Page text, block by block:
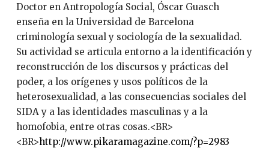
Doctor en Antropología Social, Óscar Guasch
enseña en la Universidad de Barcelona
criminología sexual y sociología de la sexualidad.
Su actividad se articula entorno a la identificación y
reconstrucción de los discursos y prácticas del
poder, a los orígenes y usos políticos de la
heterosexualidad, a las consecuencias sociales del
SIDA y a las identidades masculinas y a la
homofobia, entre otras cosas.<BR>
<BR>http://www.pikaramagazine.com/?p=2983